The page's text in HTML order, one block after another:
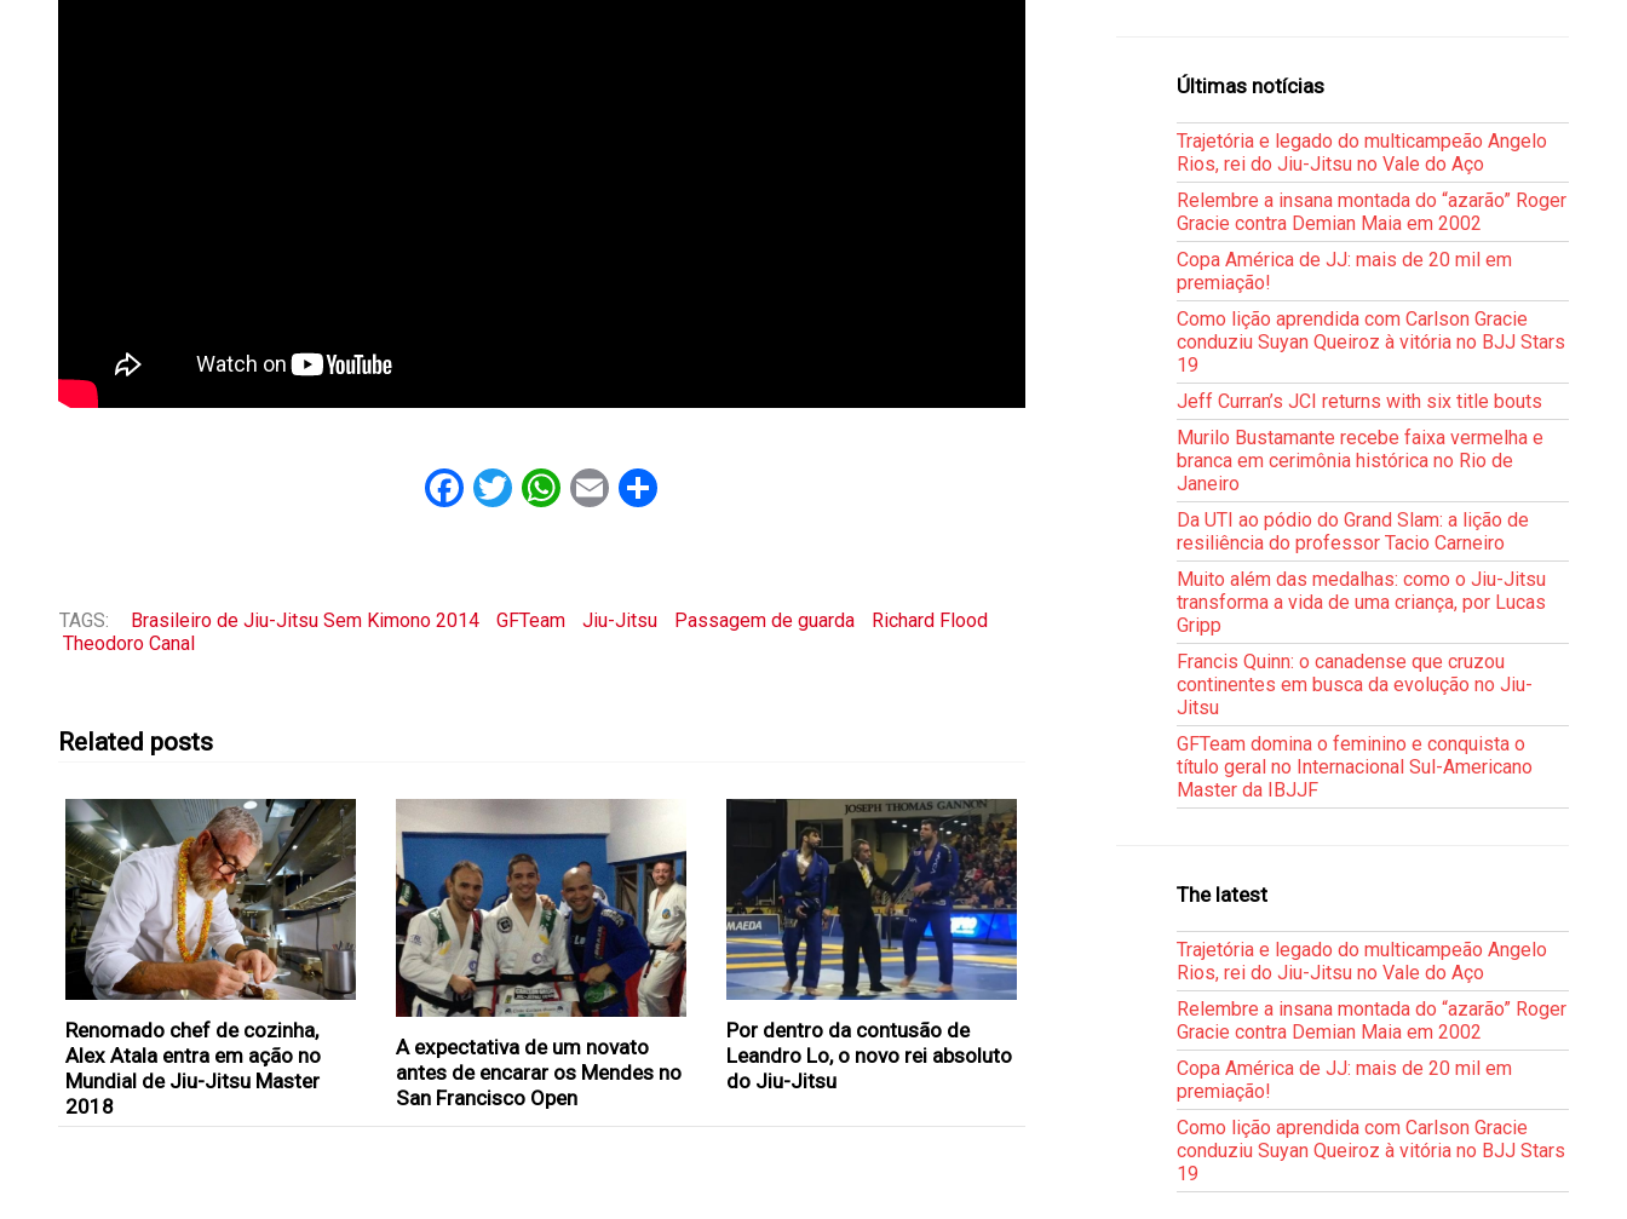
Facebook
Twitter
WhatsApp
Email
TAGS: Brasileiro de Jiu-Jitsu Sem Kimono 2014 GFTeam Jiu-Jitsu Passagem de guarda
Richard Flood
Theodoro Canal
Related posts
Renomado chef de cozinha,
Alex Atala entra em ação no
Mundial de Jiu-Jitsu Master
2018
A expectativa de um novato
antes de encarar os Mendes no
San Francisco Open
Por dentro da contusão de
Leandro Lo, o novo rei absoluto
do Jiu-Jitsu
Últimas notícias
Trajetória e legado do multicampeão Angelo
Rios, rei do Jiu-Jitsu no Vale do Aço
Relembre a insana montada do “azarão” Roger
Gracie contra Demian Maia em 2002
Copa América de JJ: mais de 20 mil em
premiação!
Como lição aprendida com Carlson Gracie
conduziu Suyan Queiroz à vitória no BJJ Stars
19
Jeff Curran’s JCI returns with six title bouts
Murilo Bustamante recebe faixa vermelha e
branca em cerimônia histórica no Rio de
Janeiro
Da UTI ao pódio do Grand Slam: a lição de
resiliência do professor Tacio Carneiro
Muito além das medalhas: como o Jiu-Jitsu
transforma a vida de uma criança, por Lucas
Gripp
Francis Quinn: o canadense que cruzou
continentes em busca da evolução no Jiu-
Jitsu
GFTeam domina o feminino e conquista o
título geral no Internacional Sul-Americano
Master da IBJJF
The latest
Trajetória e legado do multicampeão Angelo
Rios, rei do Jiu-Jitsu no Vale do Aço
Relembre a insana montada do “azarão” Roger
Gracie contra Demian Maia em 2002
Copa América de JJ: mais de 20 mil em
premiação!
Como lição aprendida com Carlson Gracie
conduziu Suyan Queiroz à vitória no BJJ Stars
19